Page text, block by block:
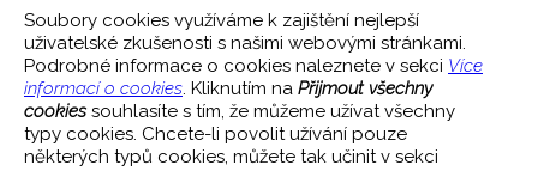
MAPA
STRÁNEK
OCHRANA
OSOBNÍCH ÚDAJŮ
Soubory cookies využíváme k zajištění nejlepší
uživatelské zkušenosti s našimi webovými stránkami.
Podrobné informace o cookies naleznete v sekci Více
informací o cookies. Kliknutím na Přijmout všechny
cookies souhlasíte s tím, že můžeme užívat všechny
typy cookies. Chcete-li povolit užívání pouze
některých typů cookies, můžete tak učinit v sekci